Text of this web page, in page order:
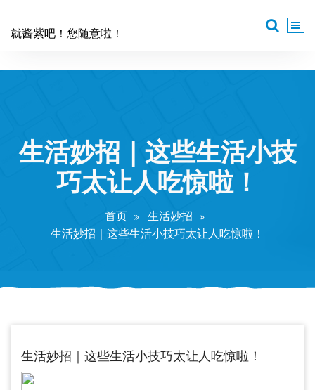
就酱紫吧！您随意啦！
生活妙招｜这些生活小技
巧太让人吃惊啦！
首页
生活妙招
生活妙招｜这些生活小技巧太让人吃惊啦！
生活妙招｜这些生活小技巧太让人吃惊啦！